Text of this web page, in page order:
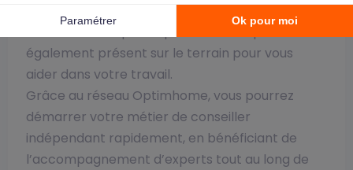
spécifique à votre secteur. Nos conseillers
immobiliers les plus expérimentés répondent
également présent sur le terrain pour vous
aider dans votre travail.
Grâce au réseau Optimhome, vous pourrez
démarrer votre métier de conseiller
indépendant rapidement, en bénéficiant de
l’accompagnement d’experts tout au long de